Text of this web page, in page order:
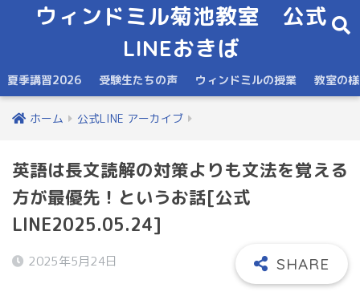
ウィンドミル菊池教室 公式
LINEおきば
夏季講習2026 受験生たちの声 ウィンドミルの授業 教室の
ホーム 公式LINE アーカイブ
英語は長文読解の対策よりも文法を覚える
方が最優先！というお話[公式
LINE2025.05.24]
2025年5月24日